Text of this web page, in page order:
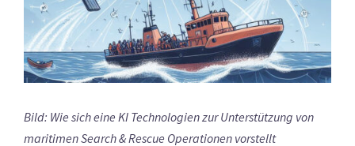
Bild: Wie sich eine KI Technologien zur Unterstützung von
maritimen Search & Rescue Operationen vorstellt